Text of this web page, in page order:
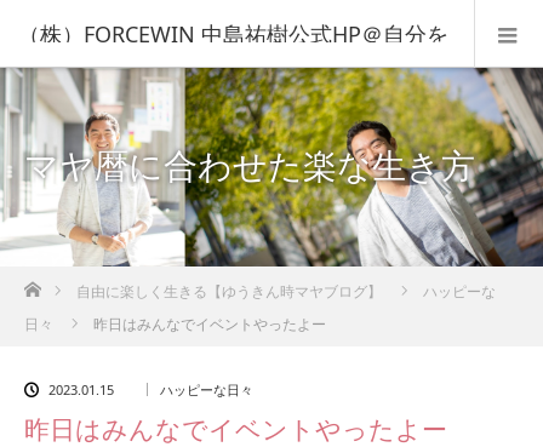
（株）FORCEWIN 中島祐樹公式HP＠自分を
知って人生を変える！
マヤ暦に合わせた楽な生き方
ホーム自由に楽しく生きる【ゆうきん時マヤブログ】
ハッピーな
日々
昨日はみんなでイベントやったよー
2023.01.15 ハッピーな日々
昨日はみんなでイベントやったよー